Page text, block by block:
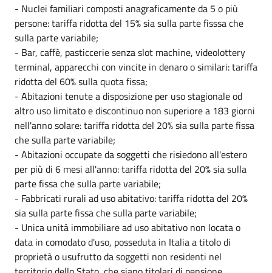
- Nuclei familiari composti anagraficamente da 5 o più
persone: tariffa ridotta del 15% sia sulla parte fisssa che
sulla parte variabile;
- Bar, caffè, pasticcerie senza slot machine, videolottery
terminal, apparecchi con vincite in denaro o similari: tariffa
ridotta del 60% sulla quota fissa;
- Abitazioni tenute a disposizione per uso stagionale od
altro uso limitato e discontinuo non superiore a 183 giorni
nell'anno solare: tariffa ridotta del 20% sia sulla parte fissa
che sulla parte variabile;
- Abitazioni occupate da soggetti che risiedono all'estero
per più di 6 mesi all'anno: tariffa ridotta del 20% sia sulla
parte fissa che sulla parte variabile;
- Fabbricati rurali ad uso abitativo: tariffa ridotta del 20%
sia sulla parte fissa che sulla parte variabile;
- Unica unità immobiliare ad uso abitativo non locata o
data in comodato d'uso, posseduta in Italia a titolo di
proprietà o usufrutto da soggetti non residenti nel